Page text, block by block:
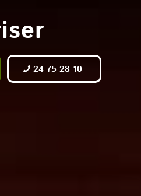
24 75 28 10